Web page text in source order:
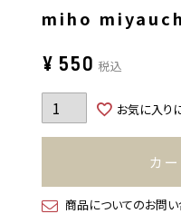
miho miyauchi
¥ 550 税込
お気に入り
カ
商品についてのお問